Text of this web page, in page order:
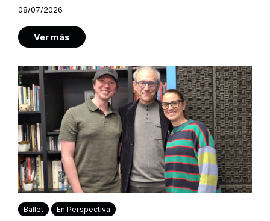
08/07/2026
Ver más
Ballet En Perspectiva